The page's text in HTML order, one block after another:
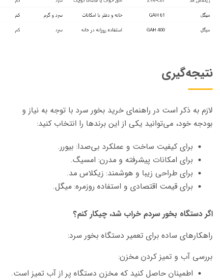
نتیجه‌گیری
لازم به ذکر است در راهنمای خرید بخور سرد با توجه به نیاز و
بودجه خود، می‌توانید یکی از این برندها را انتخاب کنید:
برای کیفیت ساخت و عملکرد بی‌صدا: بیورر.
برای امکانات پیشرفته و مدرن: امسیگ.
برای طراحی زیبا و هوشمند: زیکلاس مد.
برای قیمت اقتصادی و استفاده روزمره: میگل.
اگر دستگاه بخور سردم خراب شد، چیکار کنم؟
راهکارهای ساده برای تعمیر دستگاه بخور سرد:
بررسی آب و تمیز کردن مخزن:
اطمینان حاصل کنید که مخزن دستگاه پر از آب تمیز است.